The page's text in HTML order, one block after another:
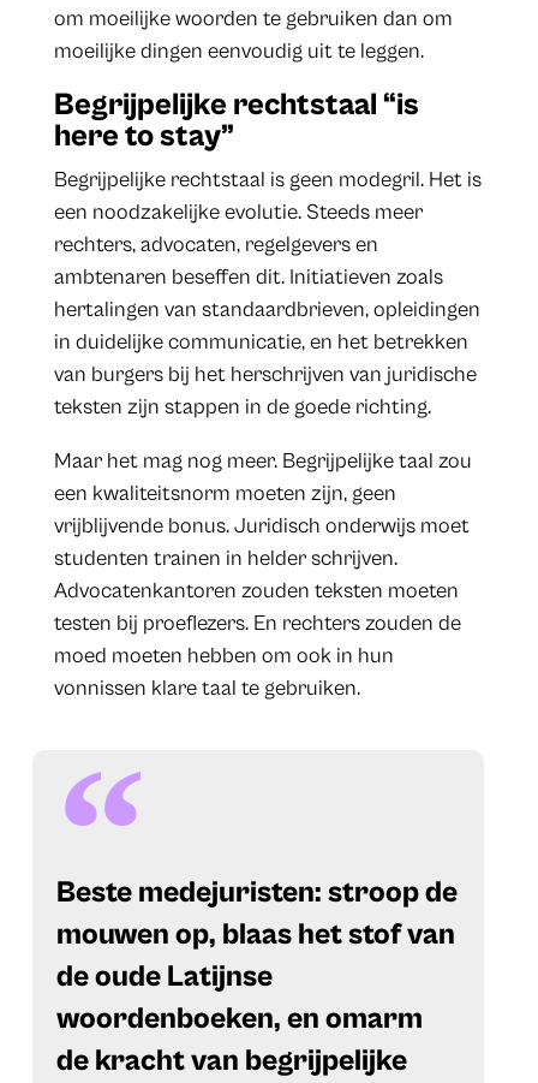
om moeilijke woorden te gebruiken dan om
moeilijke dingen eenvoudig uit te leggen.
Begrijpelijke rechtstaal “is
here to stay”
Begrijpelijke rechtstaal is geen modegril. Het is
een noodzakelijke evolutie. Steeds meer
rechters, advocaten, regelgevers en
ambtenaren beseffen dit. Initiatieven zoals
hertalingen van standaardbrieven, opleidingen
in duidelijke communicatie, en het betrekken
van burgers bij het herschrijven van juridische
teksten zijn stappen in de goede richting.
Maar het mag nog meer. Begrijpelijke taal zou
een kwaliteitsnorm moeten zijn, geen
vrijblijvende bonus. Juridisch onderwijs moet
studenten trainen in helder schrijven.
Advocatenkantoren zouden teksten moeten
testen bij proeflezers. En rechters zouden de
moed moeten hebben om ook in hun
vonnissen klare taal te gebruiken.
Beste medejuristen: stroop de
mouwen op, blaas het stof van
de oude Latijnse
woordenboeken, en omarm
de kracht van begrijpelijke